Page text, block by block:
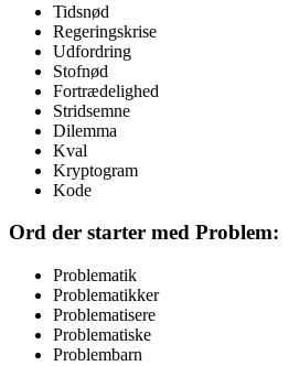
Tidsnød
Regeringskrise
Udfordring
Stofnød
Fortrædelighed
Stridsemne
Dilemma
Kval
Kryptogram
Kode
Ord der starter med Problem:
Problematik
Problematikker
Problematisere
Problematiske
Problembarn